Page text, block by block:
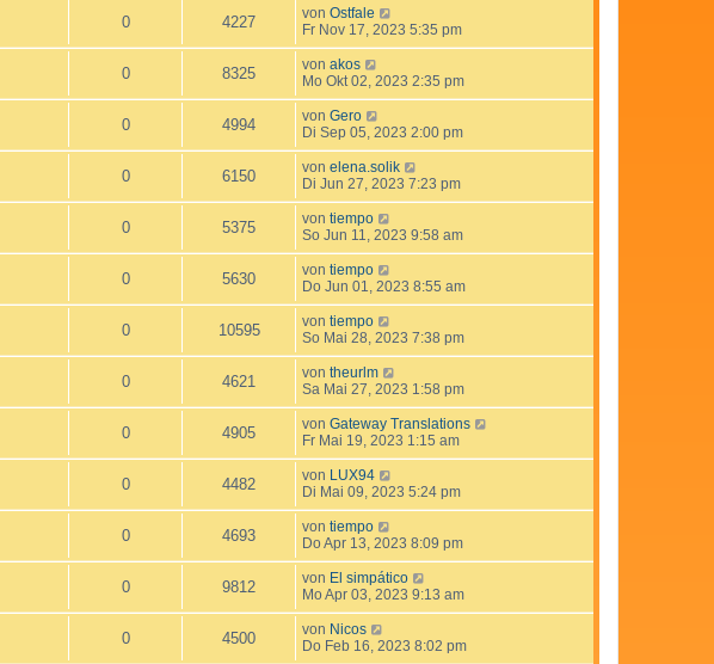
0 4227 von Ostfale
Fr Nov 17, 2023 5:35 pm
0 8325 von akos
Mo Okt 02, 2023 2:35 pm
0 4994 von Gero
Di Sep 05, 2023 2:00 pm
0 6150 von elena.solik
Di Jun 27, 2023 7:23 pm
0 5375 von tiempo
So Jun 11, 2023 9:58 am
0 5630 von tiempo
Do Jun 01, 2023 8:55 am
0 10595 von tiempo
So Mai 28, 2023 7:38 pm
0 4621 von theurlm
Sa Mai 27, 2023 1:58 pm
0 4905 von Gateway Translations
Fr Mai 19, 2023 1:15 am
0 4482 von LUX94
Di Mai 09, 2023 5:24 pm
0 4693 von tiempo
Do Apr 13, 2023 8:09 pm
0 9812 von El simpático
Mo Apr 03, 2023 9:13 am
0 4500 von Nicos
Do Feb 16, 2023 8:02 pm